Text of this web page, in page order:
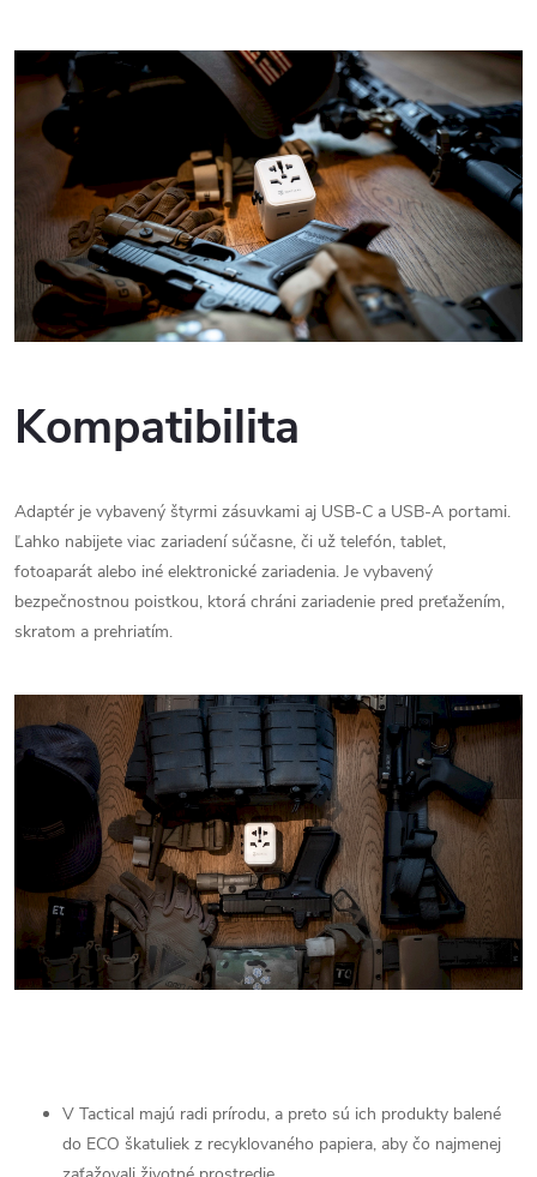
Kompatibilita
Adaptér je vybavený štyrmi zásuvkami aj USB-C a USB-A portami.
Ľahko nabijete viac zariadení súčasne, či už telefón, tablet,
fotoaparát alebo iné elektronické zariadenia. Je vybavený
bezpečnostnou poistkou, ktorá chráni zariadenie pred preťažením,
skratom a prehriatím.
V Tactical majú radi prírodu, a preto sú ich produkty balené
do ECO škatuliek z recyklovaného papiera, aby čo najmenej